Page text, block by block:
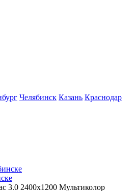
Челябинск Казань Краснодар
3.0 2400x1200 Мультиколор